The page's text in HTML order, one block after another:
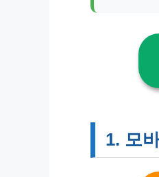
1. 모